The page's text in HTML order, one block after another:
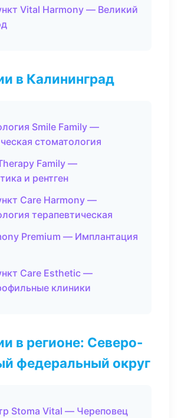
Vital Harmony — Великий
в Калининград
Smile Family —
стоматология
Family —
и рентген
Care Harmony —
терапевтическая
Premium — Имплантация
Care Esthetic —
клиники
в регионе: Северо-
федеральный округ
Stoma Vital — Череповец